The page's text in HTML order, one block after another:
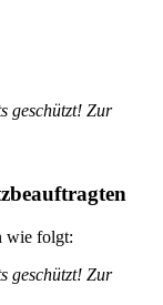
geschützt! Zur
wie folgt:
geschützt! Zur